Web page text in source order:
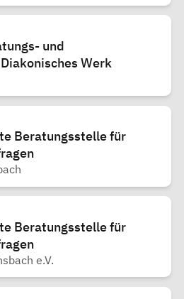
und
Werk
Beratungsstelle für
Beratungsstelle für
e.V.